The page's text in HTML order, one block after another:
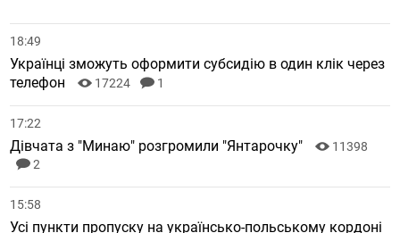
18:49
Українці зможуть оформити субсидію в один клік через
телефон
17224 1
17:22
Дівчата з "Минаю" розгромили "Янтарочку"
11398
2
15:58
Усі пункти пропуску на українсько-польському кордоні